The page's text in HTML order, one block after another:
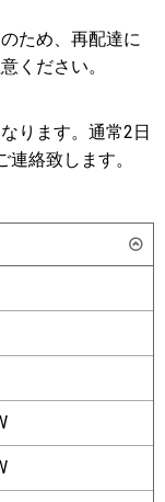
ため、再配達に
ください。
ります。通常2日
絡致します。